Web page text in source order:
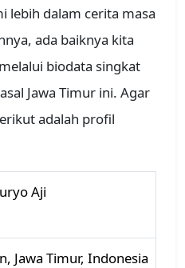
lebih dalam cerita masa
ada baiknya kita
biodata singkat
Jawa Timur ini. Agar
adalah profil
Aji
Jawa Timur, Indonesia